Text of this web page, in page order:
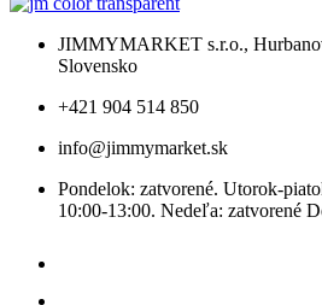
JIMMYMARKET s.r.o.,
Slovensko
+421 904 514 850
info@jimmymarket.sk
Pondelok: zatvorené. Utorok-
10:00-13:00. Nedeľa: zatvorené